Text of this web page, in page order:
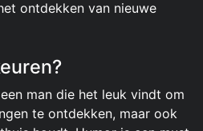
ontdekken van nieuwe
man die het leuk vindt om
te ontdekken, maar ook